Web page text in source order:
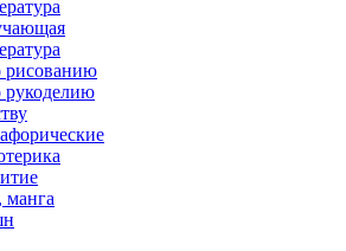
рисованию